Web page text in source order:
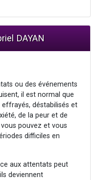
DAYAN
ou des événements
il est normal que
déstabilisés et
de la peur et de
pouvez et vous
difficiles en
aux attentats peut
deviennent